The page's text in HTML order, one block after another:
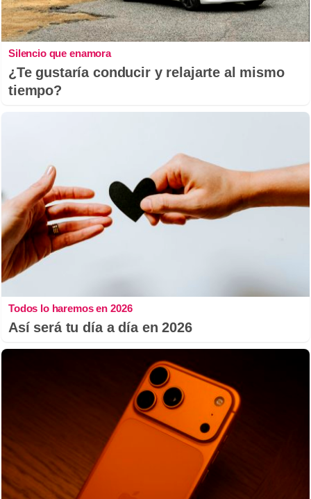
Silencio que enamora
¿Te gustaría conducir y relajarte al mismo
tiempo?
Todos lo haremos en 2026
Así será tu día a día en 2026